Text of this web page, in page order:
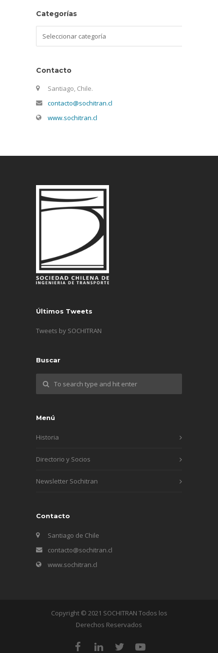
Categorías
Contacto
Santiago, Chile.
contacto@sochitran.cl
www.sochitran.cl
Últimos Tweets
Tweets by SOCHITRAN
Buscar
Menú
Historia
Directorio y Socios
Newsletter Sochitran
Contacto
Santiago de Chile
contacto@sochitran.cl
www.sochitran.cl
Copyright © 2021 SOCHITRAN Todos los
Derechos Reservados